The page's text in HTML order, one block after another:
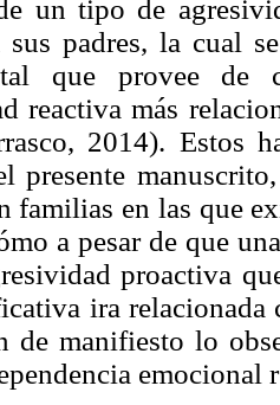
un tipo de
sus padres, la cual
que provee de
reactiva más
2014). Estos
presente
familias en las que
a pesar de que
proactiva
ira relacionada
de manifiesto lo
emocional